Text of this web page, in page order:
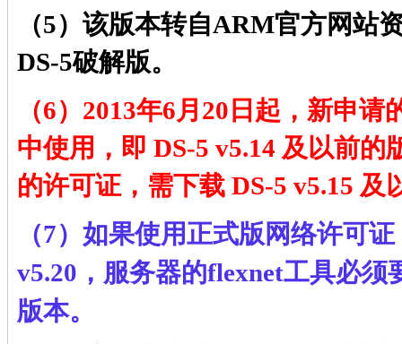
（5）该版本转自ARM官方网站
DS-5破解版。
（6）2013年6月20日起，新申
中使用，即 DS-5 v5.14 及以前
的许可证，需下载 DS-5 v5.15 及
（7）如果使用正式版 网络许可
v5.20，服务器的flexnet工具必须
版本。